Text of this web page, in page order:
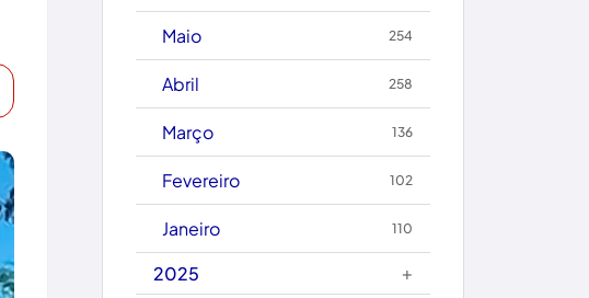
Caetanos
Caetité
Candiba
Cândido Sales
Caraíbas
Carinhanha
Maio 254
Abril 258
Março 136
Fevereiro 102
Janeiro 110
2025
+